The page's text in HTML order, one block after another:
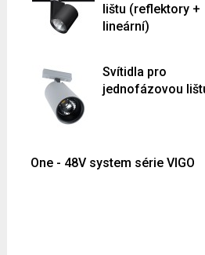
lištu (reflektory +
lineární)
Svítidla pro
jednofázovou
One - 48V system série VIGO